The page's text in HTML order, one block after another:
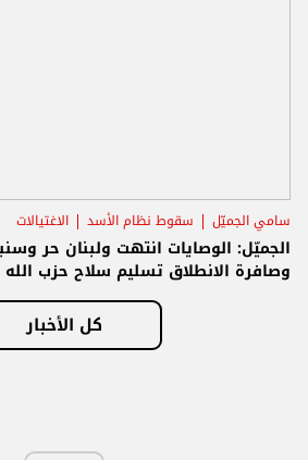
سامي الجميّل سقوط نظام الأسد الاغتيالات
الجميّل: الوصايات انتهت ولبنان حر
وصافرة الانطلاق تسليم سلاح حزب الله
كل الأخبار